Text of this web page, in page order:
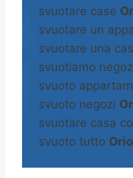
svuotare case
svuotare un
svuotare una
svuotiamo
svuoto
svuoto negozi
svuotare casa
svuoto tutto